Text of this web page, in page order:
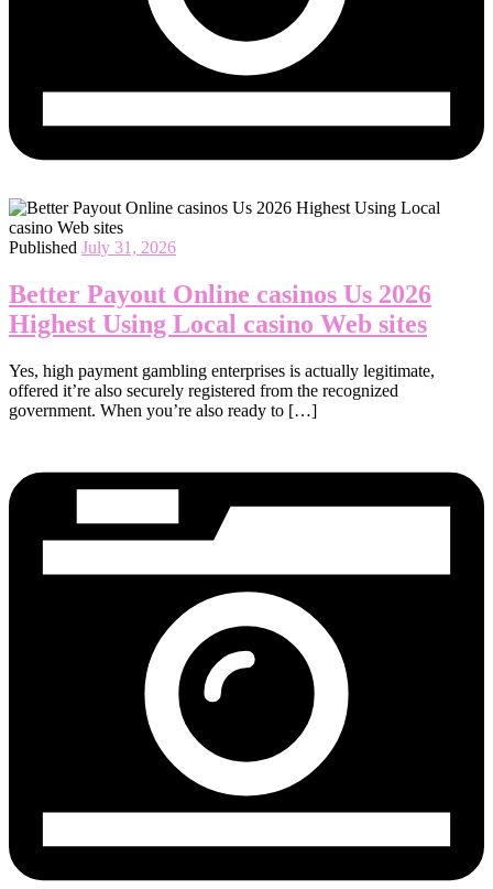
Published July 31, 2026
Better Payout Online casinos Us 2026
Highest Using Local casino Web sites
Yes, high payment gambling enterprises is actually legitimate,
offered it’re also securely registered from the recognized
government. When you’re also ready to […]